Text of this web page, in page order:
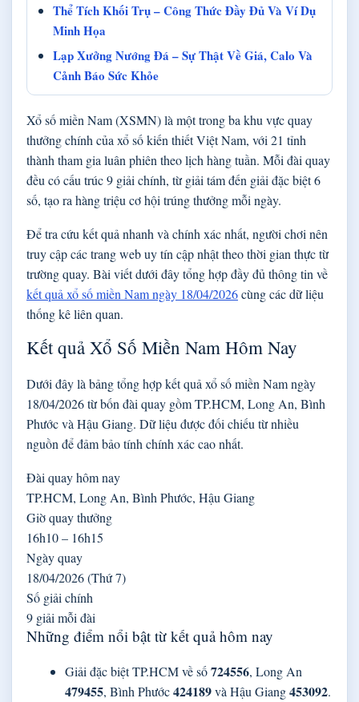
Thể Tích Khối Trụ – Công Thức Đầy Đủ Và Ví Dụ
Minh Họa
Lạp Xưởng Nướng Đá – Sự Thật Về Giá, Calo Và
Cảnh Báo Sức Khỏe
Xổ số miền Nam (XSMN) là một trong ba khu vực quay
thưởng chính của xổ số kiến thiết Việt Nam, với 21 tỉnh
thành tham gia luân phiên theo lịch hàng tuần. Mỗi đài quay
đều có cấu trúc 9 giải chính, từ giải tám đến giải đặc biệt 6
số, tạo ra hàng triệu cơ hội trúng thưởng mỗi ngày.
Để tra cứu kết quả nhanh và chính xác nhất, người chơi nên
truy cập các trang web uy tín cập nhật theo thời gian thực từ
trường quay. Bài viết dưới đây tổng hợp đầy đủ thông tin về
kết quả xổ số miền Nam ngày 18/04/2026cùng các dữ liệu
thống kê liên quan.
Kết quả Xổ Số Miền Nam Hôm Nay
Dưới đây là bảng tổng hợp kết quả xổ số miền Nam ngày
18/04/2026 từ bốn đài quay gồm TP.HCM, Long An, Bình
Phước và Hậu Giang. Dữ liệu được đối chiếu từ nhiều
nguồn để đảm bảo tính chính xác cao nhất.
Đài quay hôm nay
TP.HCM, Long An, Bình Phước, Hậu Giang
Giờ quay thưởng
16h10 – 16h15
Ngày quay
18/04/2026 (Thứ 7)
Số giải chính
9 giải mỗi đài
Những điểm nổi bật từ kết quả hôm nay
Giải đặc biệt TP.HCM về số724556, Long An
479455, Bình Phước424189và Hậu Giang453092.